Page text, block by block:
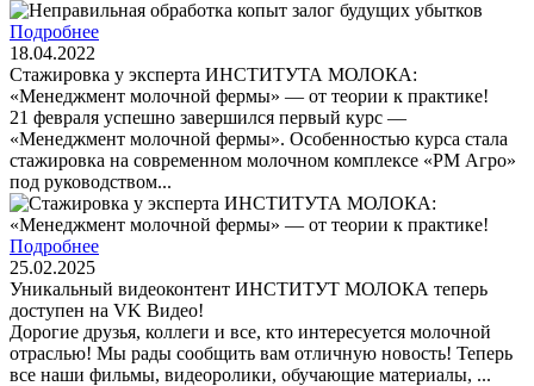
Подробнее
18.04.2022
Стажировка у эксперта ИНСТИТУТА МОЛОКА:
«Менеджмент молочной фермы» — от теории к практике!
21 февраля успешно завершился первый курс —
«Менеджмент молочной фермы». Особенностью курса стала
стажировка на современном молочном комплексе «РМ Агро»
под руководством...
Подробнее
25.02.2025
Уникальный видеоконтент ИНСТИТУТ МОЛОКА теперь
доступен на VK Видео!
Дорогие друзья, коллеги и все, кто интересуется молочной
отраслью! Мы рады сообщить вам отличную новость! Теперь
все наши фильмы, видеоролики, обучающие материалы, ...